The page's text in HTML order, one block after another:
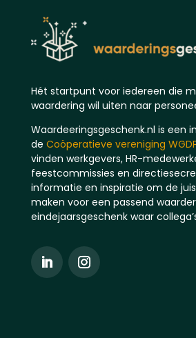
Hét startpunt voor iedereen die
waardering wil uiten naar
Waardeeringsgeschenk.nl is een
de Coöperatieve vereniging
vinden werkgevers, HR-
feestcommissies en
informatie en inspiratie om de
maken voor een passend
eindejaarsgeschenk waar